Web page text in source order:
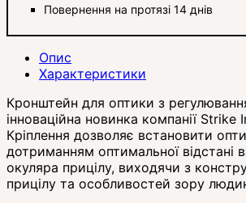
Повернення на протязі 14 днів
Опис
Характеристики
Кронштейн для оптики з
інноваційна новинка компанії Strike
Кріплення дозволяє встановити
дотриманням оптимальної відстані
окуляра прицілу, виходячи з
прицілу та особливостей зору